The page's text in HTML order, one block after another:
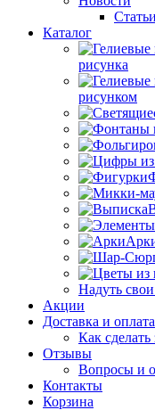
Статьи
Каталог
рисунка
рисунком
Надуть
Акции
Доставка и оплата
Как сделать
Отзывы
Вопросы и
Контакты
Корзина